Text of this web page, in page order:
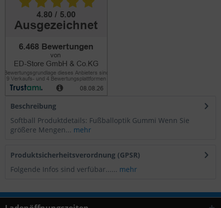
Beschreibung
Softball Produktdetails: Fußballoptik Gummi Wenn Sie
größere Mengen... mehr
Produktsicherheitsverordnung (GPSR)
Folgende Infos sind verfübar...... mehr